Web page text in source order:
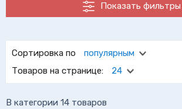
Показать фильтры
обеспечат удобство в использовании в
Выбрать usb-розетки fede Вам поможет
нашего каталога.
Сортировка по
популярным
Товаров на странице:
24
В категории 14 товаров